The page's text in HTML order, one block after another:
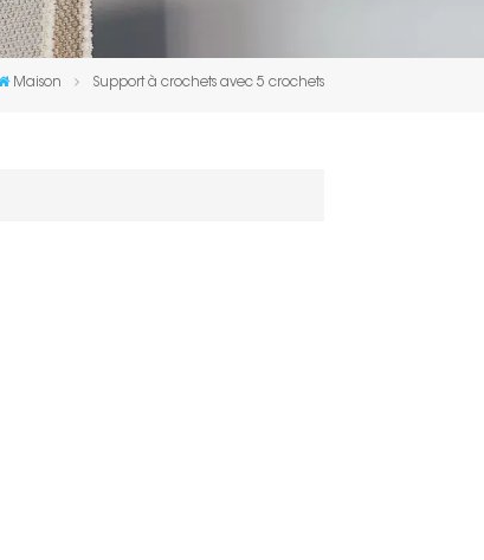
Maison Support à crochets avec 5 crochets